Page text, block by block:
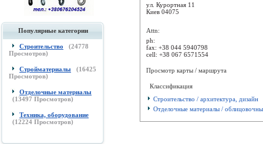
Популярные категории
Строительство (24778
Просмотров)
Стройматериалы (16425
Просмотров)
Отделочные материалы
(13497 Просмотров)
Техника, оборудование
(12224 Просмотров)
ул. Курортная 11
Киев 04075
Attn:
ph:
fax: +38 044 5940798
cell: +38 067 6571554
Просмотр карты / маршрута
Классификация
Строительство / архитектура, дизайн
Отделочные материалы /